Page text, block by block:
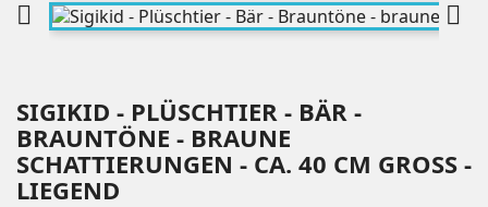
 
SIGIKID - PLÜSCHTIER - BÄR -
BRAUNTÖNE - BRAUNE
SCHATTIERUNGEN - CA. 40 CM GROSS - L
IEGEND